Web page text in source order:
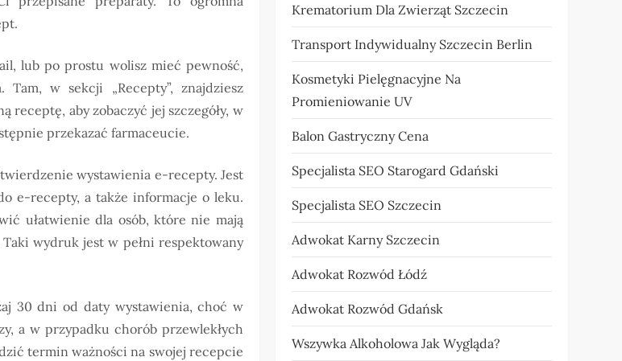
lub po prostu wolisz mieć pewność,
w sekcji „Recepty”, znajdziesz
receptę, aby zobaczyć jej szczegóły, w
przekazać farmaceucie.
wystawienia e-recepty. Jest
e-recepty, a także informacje o leku.
ułatwienie dla osób, które nie mają
wydruk jest w pełni respektowany
30 dni od daty wystawienia, choć w
a w przypadku chorób przewlekłych
termin ważności na swojej recepcie
Krematorium Dla Zwierząt Szczecin
Transport Indywidualny Szczecin Berlin
Kosmetyki Pielęgnacyjne Na
Promieniowanie UV
Balon Gastryczny Cena
Specjalista SEO Starogard Gdański
Specjalista SEO Szczecin
Adwokat Karny Szczecin
Adwokat Rozwód Łódź
Adwokat Rozwód Gdańsk
Wszywka Alkoholowa Jak Wygląda?